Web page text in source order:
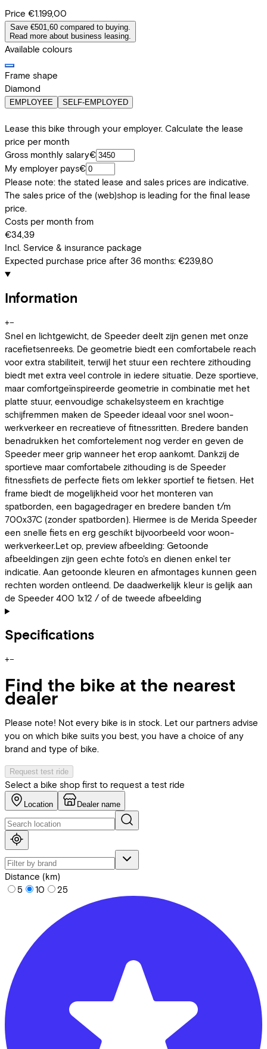
Price €1.199,00
Save €501,60 compared to buying.
Read more about business leasing.
Available colours
Frame shape
Diamond
EMPLOYEE SELF-EMPLOYED
Lease this bike through your employer. Calculate the lease
price per month
Gross monthly salary€
My employer pays€
Please note: the stated lease and sales prices are indicative.
The sales price of the (web)shop is leading for the final lease
price.
Costs per month from
€34,39
Incl. Service & insurance package
Expected purchase price after 36 months: €239,80
Information
+−
Snel en lichtgewicht, de Speeder deelt zijn genen met onze
racefietsenreeks. De geometrie biedt een comfortabele reach
voor extra stabiliteit, terwijl het stuur een rechtere zithouding
biedt met extra veel controle in iedere situatie. Deze sportieve,
maar comfortgeïnspireerde geometrie in combinatie met het
platte stuur, eenvoudige schakelsysteem en krachtige
schijfremmen maken de Speeder ideaal voor snel woon-
werkverkeer en recreatieve of fitnessritten. Bredere banden
benadrukken het comfortelement nog verder en geven de
Speeder meer grip wanneer het erop aankomt. Dankzij de
sportieve maar comfortabele zithouding is de Speeder
fitnessfiets de perfecte fiets om lekker sportief te fietsen. Het
frame biedt de mogelijkheid voor het monteren van
spatborden, een bagagedrager en bredere banden t/m
700x37C (zonder spatborden). Hiermee is de Merida Speeder
een snelle fiets en erg geschikt bijvoorbeeld voor woon-
werkverkeer.Let op, preview afbeelding: Getoonde
afbeeldingen zijn geen echte foto's en dienen enkel ter
indicatie. Aan getoonde kleuren en afmontages kunnen geen
rechten worden ontleend. De daadwerkelijk kleur is gelijk aan
de Speeder 400 1x12 / of de tweede afbeelding
Specifications
+−
Find the bike at the nearest
dealer
Please note! Not every bike is in stock. Let our partners advise
you on which bike suits you best, you have a choice of any
brand and type of bike.
Request test ride
Select a bike shop first to request a test ride
Location Dealer name
Distance (km)
5
10 25